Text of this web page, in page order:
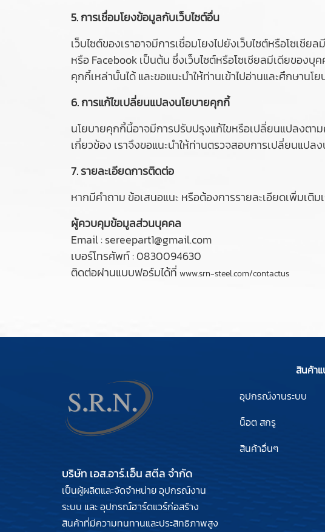
5. การเชื่อมโยงข้อมูลกับเว็บไซต์อื่น
เว็บไซต์ของเราอาจมีการเชื่อมโยงไปยังเว็บไซต์หรือโซเ
หรือ Facebook เป็นต้น ซึ่งเว็บไซต์หรือโซเชียลมีเดียของ
คุกกี้เหล่านั้นได้ และขอแนะนำให้ท่านเข้าไปอ่านและศึกษา
6. การแก้ไขเปลี่ยนแปลงนโยบายคุกกี้
นโยบายคุกกี้นี้อาจมีการปรับปรุงแก้ไขหรือเปลี่ยนแปลงต
เกี่ยวข้อง เราจึงขอแนะนำให้ท่านตรวจสอบการเปลี่ยนแปล
7. รายละเอียดการติดต่อ
หากมีคำถาม ข้อเสนอแนะ หรือต้องการรายละเอียดเพิ่ม
ผู้ควบคุมข้อมูลส่วนบุคคล
Email : sereepart1@gmail.com
เบอร์โทรศัพท์ : 0830094630
ติดต่อผ่านแบบฟอร์มได้ที่ www.srn-steel.com/contactus
บริษัท เอส.อาร์.เอ็น สตีล จำกัด
เป็นผู้ผลิตและจัดจำหน่าย อุปกรณ์งาน
ระบบ และ อุปกรณ์ฮาร์ดแวร์ก่อสร้าง
สินค้าที่มีความทนทานและประสิทธิภาพสูง
สินค้าแ
อุปกรณ์งานระบบ
น็อต สกรู
สินค้าอื่นๆ